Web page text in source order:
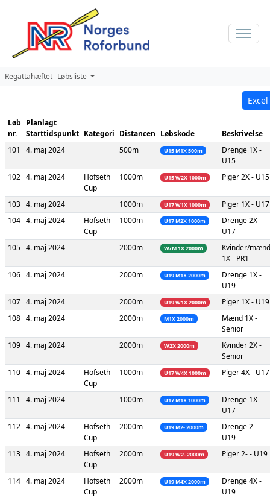
Regattahæftet Løbsliste
Excel
Løb
nr.
Planlagt
Starttidspunkt Kategori Distancen Løbskode
Beskrivelse
101
4. maj 2024 500m U15 M1X 500m Drenge 1X -
U15
102 4. maj 2024
Hofseth
Cup
1000m U15 W2X 1000m Piger2X - U15
103 4. maj 2024 1000m U17 W1X 1000m Piger 1X - U17
104 4. maj 2024
Hofseth
Cup
1000m U17 M2X 1000m Drenge2X -
U17
105 4. maj 2024 2000m W/M 1X 2000m
Kvinder/mænd
1X - PR1
106 4. maj 2024 2000m U19 M1X 2000m Drenge 1X -
U19
107 4. maj 2024 2000m U19 W1X 2000m Piger 1X - U19
108 4. maj 2024 2000m M1X 2000m Mænd 1X -
Senior
109 4. maj 2024 2000m W2X 2000m Kvinder2X -
Senior
110 4. maj 2024
Hofseth
Cup
1000m U17 W4X 1000m Piger4X - U17
111 4. maj 2024 1000m U17 M1X 1000m Drenge 1X -
U17
112 4. maj 2024
Hofseth
Cup
2000m U19 M2- 2000m Drenge2- -
U19
113 4. maj 2024
Hofseth
Cup
2000m U19 W2- 2000m Piger2- - U19
114 4. maj 2024
Hofseth
Cup
2000m U19 M4X 2000m Drenge4X -
U19